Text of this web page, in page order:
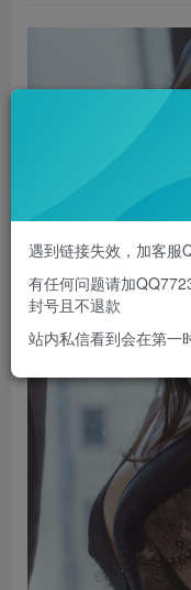
遇到链接失效，加客服
有任何问题请加
封号且不退款
站内私信看到会在第一